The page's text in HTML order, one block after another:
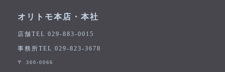
オリトモ本店・本社
店舗TEL 029-883-0015
事務所TEL 029-823-3678
〒 300-0066